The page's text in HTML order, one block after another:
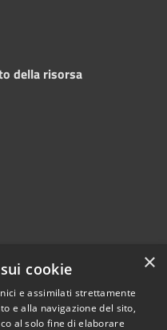
della risorsa
Copyright © 2025
Autorità di
Sistema Portuale
×
cookie
e assimilati strettamente
e alla navigazione del sito,
al solo fine di elaborare